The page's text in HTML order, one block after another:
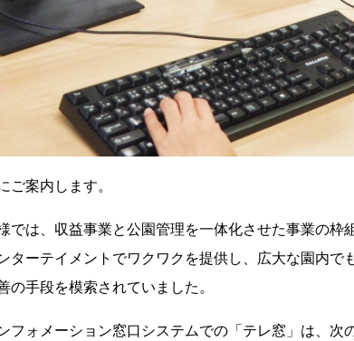
ご案内します。
では、収益事業と公園管理を一体化させた事業の枠
ターテイメントでワクワクを提供し、広大な園内で
の手段を模索されていました。
フォメーション窓口システムでの「テレ窓」は、次